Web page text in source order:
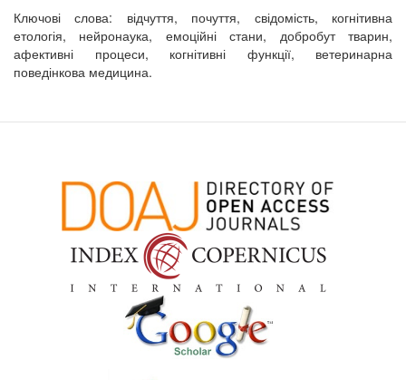
Ключові слова: відчуття, почуття, свідомість, когнітивна
етологія, нейронаука, емоційні стани, добробут тварин,
афективні процеси, когнітивні функції, ветеринарна
поведінкова медицина.